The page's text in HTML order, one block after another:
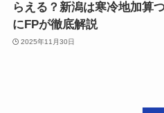
らえる？新潟は寒冷地加算
にFPが徹底解説
2025年11月30日